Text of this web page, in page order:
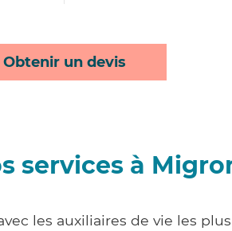
Obtenir un devis
services à
les auxiliaires de vie les